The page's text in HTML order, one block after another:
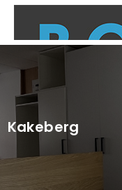
Kakeberg